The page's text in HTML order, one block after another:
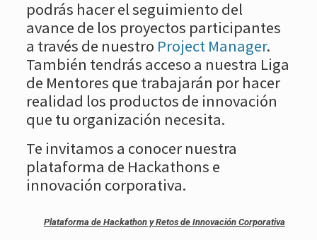
podrás hacer el seguimiento del
avance de los proyectos participantes
a través de nuestro Project Manager.
También tendrás acceso a nuestra Liga
de Mentores que trabajarán por hacer
realidad los productos de innovación
que tu organización necesita.
Te invitamos a conocer nuestra
plataforma de Hackathons e
innovación corporativa.
Plataforma de Hackathon y Retos de Innovación Corporativa